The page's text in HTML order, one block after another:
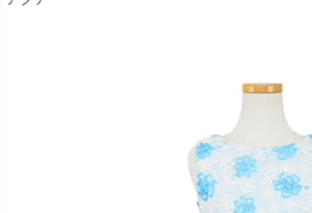
結
フ
スト
予約・配送・返却・料金
実店舗 つくば店